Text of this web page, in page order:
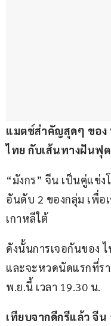
แมตช์สำคัญสุดๆ ของ
ไทย กับเส้นทางฝันฟุ
“มังกร” จีน เป็นคู่แข่ง
อันดับ 2 ของกลุ่ม เพื่อ
เกาหลีใต้
ดังนั้นการเจอกันของ
และจะหวดนัดแรกที่ร
พ.ย.นี้ เวลา 19.30 น.
เทียบจากดีกรีแล้ว จีน